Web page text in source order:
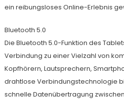
ein reibungsloses Online-Erlebnis
Bluetooth 5.0
Die Bluetooth 5.0-Funktion des
Verbindung zu einer Vielzahl von
Kopfhörern, Lautsprechern,
drahtlose Verbindungstechnologie
schnelle Datenübertragung